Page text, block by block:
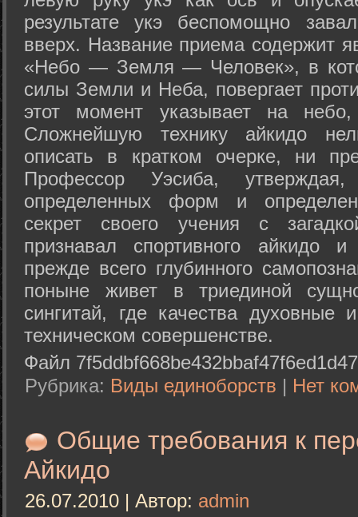
результате укэ беспомощно
вверх. Название приема содержит
«Небо — Земля — Человек», в
силы Земли и Неба, повергает
этот момент указывает на
Сложнейшую технику айкидо
описать в кратком очерке, ни
Профессор Уэсиба,
определенных форм и
секрет своего учения с
признавал спортивного айкидо
прежде всего глубинного
поныне живет в триединой
сингитай, где качества духовные
техническом совершенстве.
Файл
Рубрика: Виды единоборств | Нет
Общие требования к
Айкидо
26.07.2010 | Автор: admin